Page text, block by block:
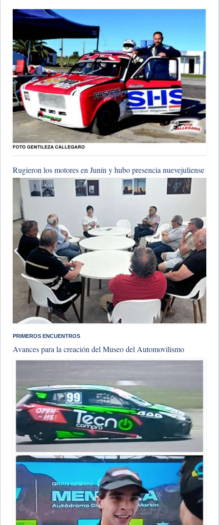
Rugieron los motores en Junín y hubo presencia nuevejuliense
​PRIMEROS ENCUENTROS
Avances para la creación del Museo del Automovilismo